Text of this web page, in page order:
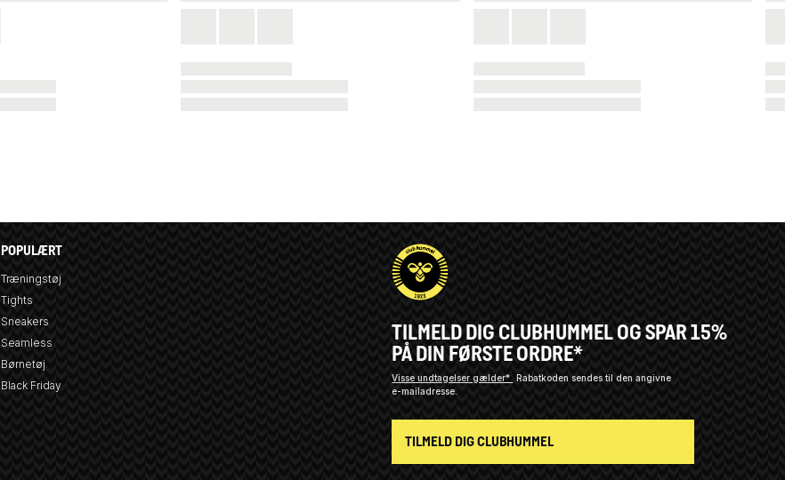
POPULÆRT
Træningstøj
Tights
Sneakers
Seamless
Børnetøj
Black Friday
TILMELD DIG CLUBHUMMEL OG SPAR 15%
PÅ DIN FØRSTE ORDRE*
Visse undtagelser gælder*
Rabatkoden sendes til den angivne
e-mailadresse.
TILMELD DIG CLUBHUMMEL